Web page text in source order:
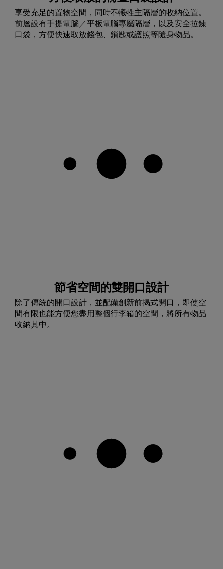
享受充足的置物空間，同時不犧牲主隔層的收納位置。
前層設有手提電腦／平板電腦專屬隔層，以及安全拉鍊
口袋，方便快速取放錢包、鎖匙或護照等隨身物品。
節省空間的雙開口設計
除了傳統的開口設計，並配備創新前揭式開口，即使空
間有限也能方便您盡用整個行李箱的空間，將所有物品
收納其中。